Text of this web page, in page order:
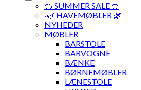
🍊 SUMMER SALE 🍊
·🌿 HAVEMØBLER 🌿
NYHEDER
MØBLER
BARSTOLE
BARVOGNE
BÆNKE
BØRNEMØBLER
LÆNESTOLE